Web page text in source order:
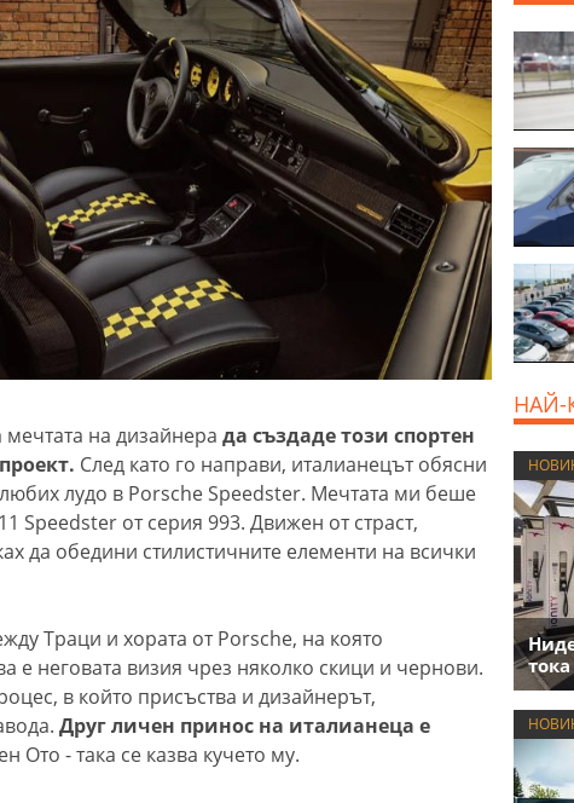
на дизайнера да създаде този спортен
След като го направи, италианецът обясни
лудо в Porsche Speedster. Мечтата ми беше
Speedster от серия 993. Движен от страст,
да обедини стилистичните елементи на всички
Траци и хората от Porsche, на която
е неговата визия чрез няколко скици и чернови.
в който присъства и дизайнерът,
Друг личен принос на италианеца е
Ото - така се казва кучето му.
НАЙ-